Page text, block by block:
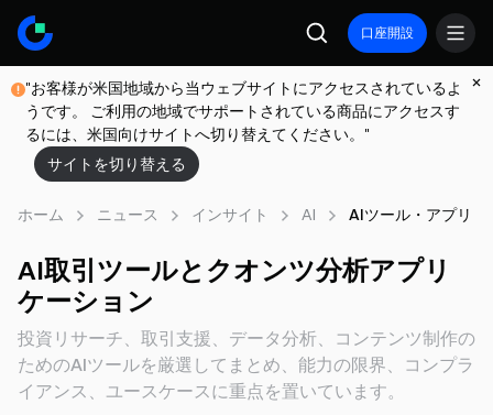
口座開設
"お客様が米国地域から当ウェブサイトにアクセスされているよ
うです。 ご利用の地域でサポートされている商品にアクセスす
るには、米国向けサイトへ切り替えてください。"
サイトを切り替える
ホーム ニュース インサイト AI AIツール・アプリ
AI取引ツールとクオンツ分析アプリ
ケーション
投資リサーチ、取引支援、データ分析、コンテンツ制作の
ためのAIツールを厳選してまとめ、能力の限界、コンプラ
イアンス、ユースケースに重点を置いています。